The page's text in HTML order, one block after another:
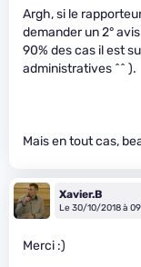
Argh, si le
demander un 2°
90% des cas il est
administratives ^^ ).
Mais en tout cas,
Xavier.B
Le 30/10/2018 à
Merci :)